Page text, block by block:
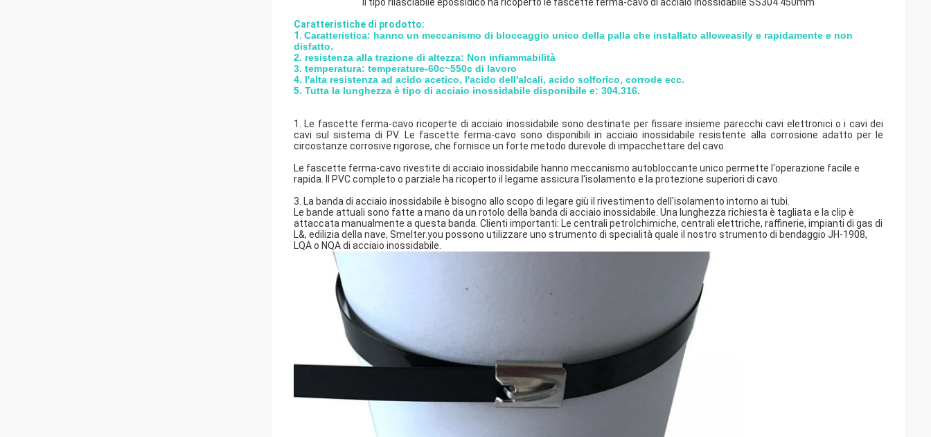
Caratteristiche di prodotto:
1. Caratteristica: hanno un meccanismo di bloccaggio unico della palla che installato alloweasily e rapidamente e non
disfatto.
2. resistenza alla trazione di altezza: Non infiammabilità
3. temperatura: temperature-60c~550c di lavoro
4. l'alta resistenza ad acido acetico, l'acido dell'alcali, acido solforico, corrode ecc.
5. Tutta la lunghezza è tipo di acciaio inossidabile disponibile e: 304.316.
1. Le fascette ferma-cavo ricoperte di acciaio inossidabile sono destinate per fissare insieme parecchi cavi elettronici o i cavi dei
cavi sul sistema di PV. Le fascette ferma-cavo sono disponibili in acciaio inossidabile resistente alla corrosione adatto per le
circostanze corrosive rigorose, che fornisce un forte metodo durevole di impacchettare del cavo.
Le fascette ferma-cavo rivestite di acciaio inossidabile hanno meccanismo autobloccante unico permette l'operazione facile e
rapida. Il PVC completo o parziale ha ricoperto il legame assicura l'isolamento e la protezione superiori di cavo.
3. La banda di acciaio inossidabile è bisogno allo scopo di legare giù il rivestimento dell'isolamento intorno ai tubi.
Le bande attuali sono fatte a mano da un rotolo della banda di acciaio inossidabile. Una lunghezza richiesta è tagliata e la clip è
attaccata manualmente a questa banda. Clienti importanti: Le centrali petrolchimiche, centrali elettriche, raffinerie, impianti di gas di
L&, edilizia della nave, Smelter.you possono utilizzare uno strumento di specialità quale il nostro strumento di bendaggio JH-1908,
LQA o NQA di acciaio inossidabile.